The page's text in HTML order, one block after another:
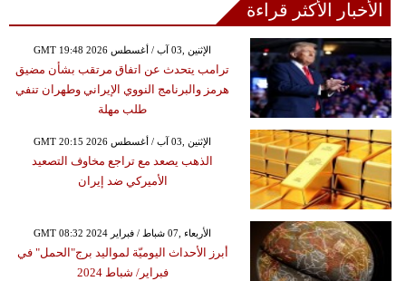
الأخبار الأكثر قراءة
GMT 19:48 2026 الإثنين ,03 آب / أغسطس
ترامب يتحدث عن اتفاق مرتقب بشأن مضيق
هرمز والبرنامج النووي الإيراني وطهران تنفي
طلب مهلة
GMT 20:15 2026 الإثنين ,03 آب / أغسطس
الذهب يصعد مع تراجع مخاوف التصعيد
الأميركي ضد إيران
GMT 08:32 2024 الأربعاء ,07 شباط / فبراير
أبرز الأحداث اليوميّة لمواليد برج"الحمل" في
فبراير/ شباط 2024